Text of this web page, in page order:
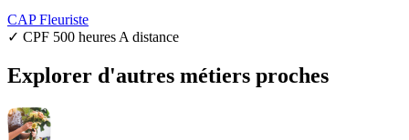
CAP Fleuriste
✓ CPF 500 heures A distance
Explorer d'autres métiers proches